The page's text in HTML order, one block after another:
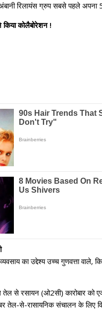
रिलायंस ग्रुप सबसे पहले
कोलैबोरेशन !
का उद्देश्य उच्च गुणवत्ता
से रसायन (ओ2सी) कारोबार
तेल-से-रासायनिक संचालन के लिए